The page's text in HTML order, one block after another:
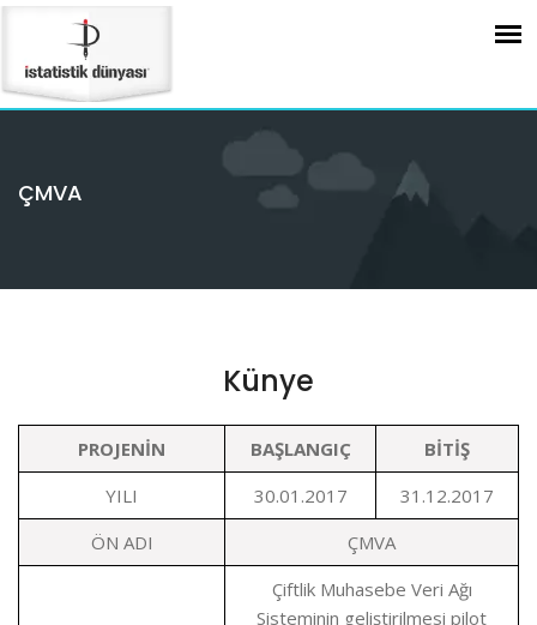
ÇMVA
Künye
PROJENİN BAŞLANGIÇ
BİTİŞ
YILI
30.01.2017
31.12.2017
ÖN ADI
ÇMVA
Çiftlik Muhasebe Veri Ağı
Sisteminin geliştirilmesi pilot